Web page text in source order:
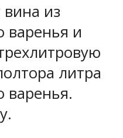
вина из
варенья и
литра
варенья.